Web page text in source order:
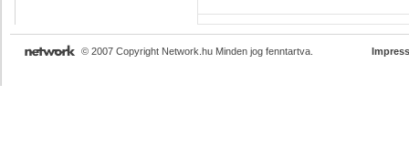
© 2007 Copyright Network.hu Minden jog fenntartva.